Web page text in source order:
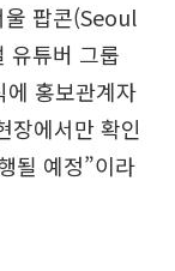
울 팝콘(Seoul
튜버 그룹
에 홍보관계자
장에서만 확인
될 예정”이라